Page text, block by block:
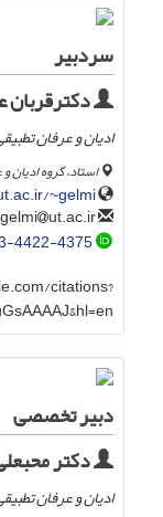
سردبیر
دکترقربان
ادیان و عرفان
استاد، گروه ادیان
~gelmi
ut.ac.ir
4422-4375
citations?
دبیر تخصصی
دکتر
ادیان و عرفان